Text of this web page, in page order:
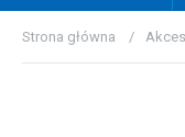
Strona główna